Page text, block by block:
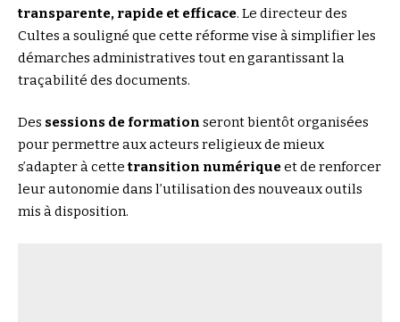
transparente, rapide et efficace. Le directeur des
Cultes a souligné que cette réforme vise à simplifier les
démarches administratives tout en garantissant la
traçabilité des documents.
Des sessions de formation seront bientôt organisées
pour permettre aux acteurs religieux de mieux
s’adapter à cettetransition numériqueet de renforcer
leur autonomie dans l’utilisation des nouveaux outils
mis à disposition.